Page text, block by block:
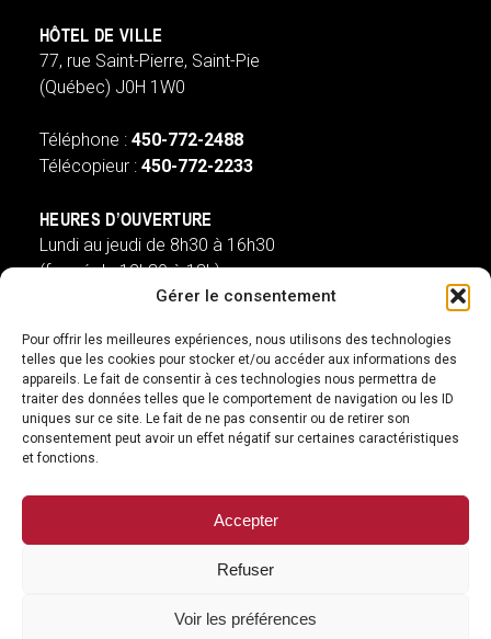
Gérer le consentement
Pour offrir les meilleures expériences, nous utilisons des technologies
telles que les cookies pour stocker et/ou accéder aux informations des
appareils. Le fait de consentir à ces technologies nous permettra de
traiter des données telles que le comportement de navigation ou les ID
uniques sur ce site. Le fait de ne pas consentir ou de retirer son
consentement peut avoir un effet négatif sur certaines caractéristiques
et fonctions.
Accepter
Refuser
Voir les préférences
HÔTEL DE VILLE
77, rue Saint-Pierre, Saint-Pie
(Québec) J0H 1W0
Téléphone : 450-772-2488
Télécopieur : 450-772-2233
HEURES D’OUVERTURE
Lundi au jeudi de 8h30 à 16h30
(fermé de 12h30 à 13h)
Vendredi de 8h à 13h
st-pie@villest-pie.ca
SUIVEZ-NOUS
facebook googleplus
© 2026 Ville de Saint-Pie